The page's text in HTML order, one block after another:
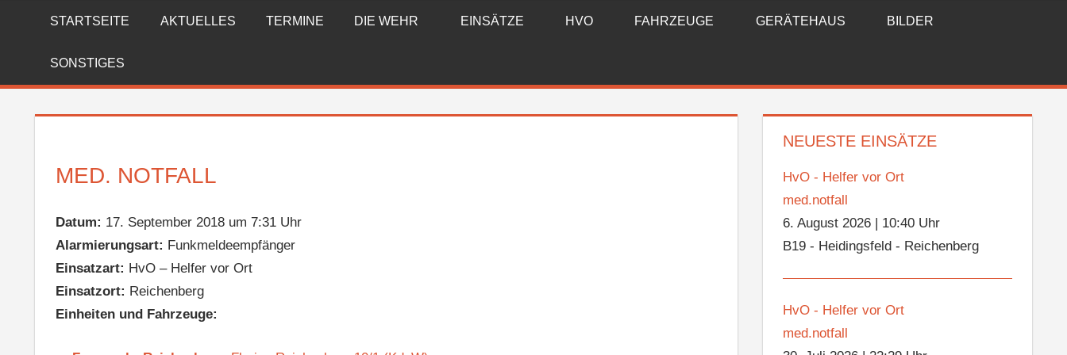
FREIWILLIGE
FEUERWEHR
REICHENBERG
STARTSEITE AKTUELLES TERMINE DIE WEHR EINSÄTZE HVO FAHRZEUGE GERÄTEHAUS BILDER
SONSTIGES
MED. NOTFALL
Datum: 17. September 2018 um 7:31 Uhr
Alarmierungsart: Funkmeldeempfänger
Einsatzart: HvO – Helfer vor Ort
Einsatzort: Reichenberg
Einheiten und Fahrzeuge:
NEUESTE EINSÄTZE
HvO - Helfer vor Ort
med.notfall
6. August 2026
10:40 Uhr
B19 - Heidingsfeld - Reichenberg
HvO - Helfer vor Ort
med.notfall